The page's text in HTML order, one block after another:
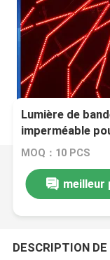
Lumière de
imperméable
extérieure
MOQ：10 PCS
meilleur
DESCRIPTION